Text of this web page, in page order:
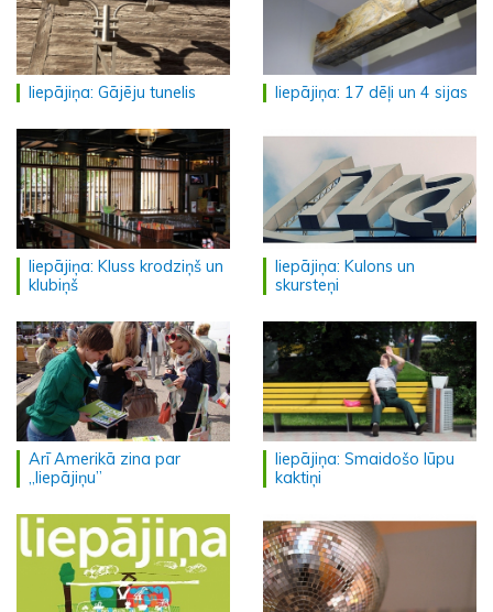
liepājiņa: Gājēju tunelis liepājiņa: 17 dēļi un 4 sijas
liepājiņa: Kluss krodziņš un
klubiņš
liepājiņa: Kulons un
skursteņi
Arī Amerikā zina par
„liepājiņu”
liepājiņa: Smaidošo lūpu
kaktiņi